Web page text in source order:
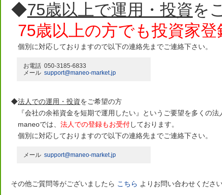
◆75歳以上で運用・投資を
75歳以上の方でも投資家登
個別に対応しておりますので以下の連絡先までご連絡下さい。
お電話 050-3185-6833
メール support@maneo-market.jp
◆法人での運用・投資をご希望の方
『会社の余裕資金を短期で運用したい』
というご要望を多くの
maneoでは、 法人での登録もお受付しております。
個別に対応しておりますので以下の連絡先までご連絡下さい。
メール support@maneo-market.jp
その他ご質問等がございましたら こちら よりお問い合わせくださ